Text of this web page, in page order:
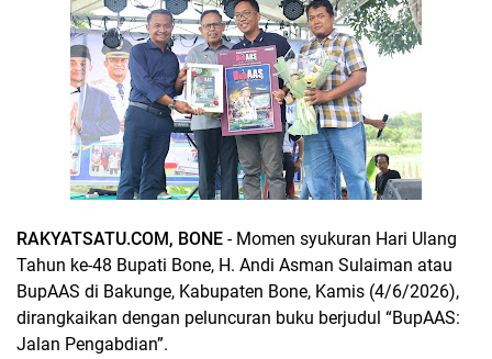
RAKYATSATU.COM, BONE - Momen syukuran Hari Ulang
Tahun ke-48 Bupati Bone, H. Andi Asman Sulaiman atau
BupAAS di Bakunge, Kabupaten Bone, Kamis (4/6/2026),
dirangkaikan dengan peluncuran buku berjudul “BupAAS:
Jalan Pengabdian”.